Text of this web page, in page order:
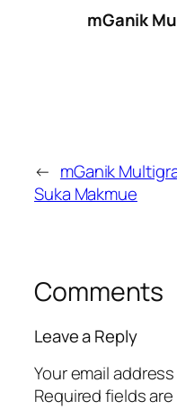
mGanik
← mGanik
Suka Makmue
Comments
Leave a Reply
Your email
Required fields